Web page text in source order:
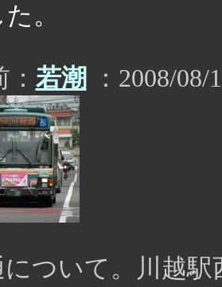
。
若潮 ：2008/
について。川越駅